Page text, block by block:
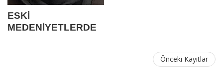
ESKİ
MEDENİYETLERDE
Önceki Kayıtlar